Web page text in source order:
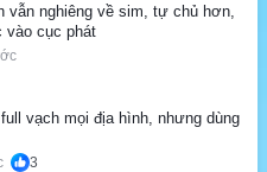
vẫn nghiêng về sim, tự chủ hơn,
vào cục phát
vạch mọi địa hình, nhưng dùng
3